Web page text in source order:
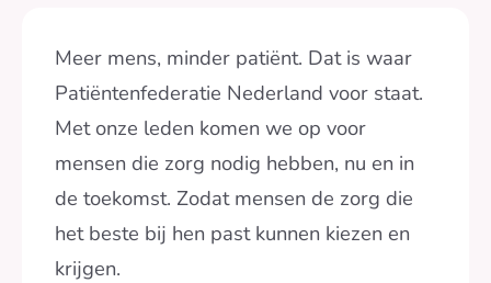
Over ons
Meer mens, minder patiënt. Dat is waar
Patiëntenfederatie Nederland voor staat.
Met onze leden komen we op voor
mensen die zorg nodig hebben, nu en in
de toekomst. Zodat mensen de zorg die
het beste bij hen past kunnen kiezen en
krijgen.